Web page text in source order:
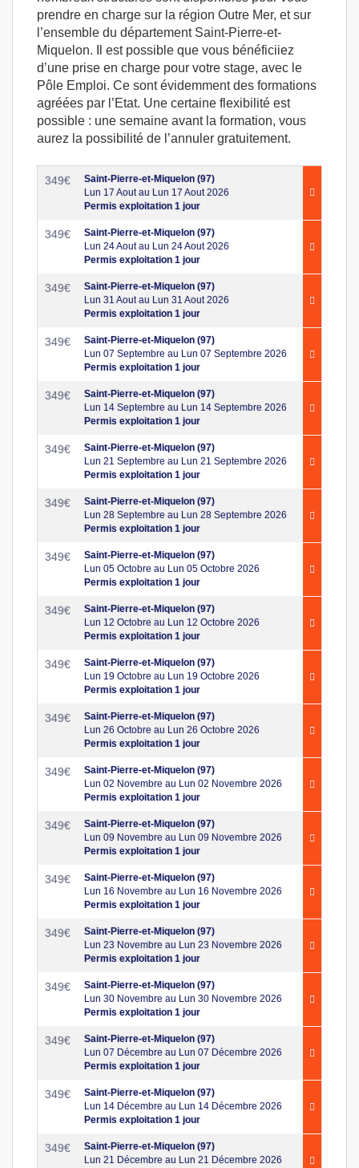
prendre en charge sur la région Outre Mer, et sur
l’ensemble du département Saint-Pierre-et-
Miquelon. Il est possible que vous bénéficiiez
d’une prise en charge pour votre stage, avec le
Pôle Emploi. Ce sont évidemment des formations
agréées par l’Etat. Une certaine flexibilité est
possible : une semaine avant la formation, vous
aurez la possibilité de l’annuler gratuitement.
349€
Saint-Pierre-et-Miquelon (97)
Lun 17 Aout au Lun 17 Aout 2026
Permis exploitation 1 jour
349€
Saint-Pierre-et-Miquelon (97)
Lun 24 Aout au Lun 24 Aout 2026
Permis exploitation 1 jour
349€
Saint-Pierre-et-Miquelon (97)
Lun 31 Aout au Lun 31 Aout 2026
Permis exploitation 1 jour
349€
Saint-Pierre-et-Miquelon (97)
Lun 07 Septembre au Lun 07 Septembre 2026
Permis exploitation 1 jour
349€
Saint-Pierre-et-Miquelon (97)
Lun 14 Septembre au Lun 14 Septembre 2026
Permis exploitation 1 jour
349€
Saint-Pierre-et-Miquelon (97)
Lun 21 Septembre au Lun 21 Septembre 2026
Permis exploitation 1 jour
349€
Saint-Pierre-et-Miquelon (97)
Lun 28 Septembre au Lun 28 Septembre 2026
Permis exploitation 1 jour
349€
Saint-Pierre-et-Miquelon (97)
Lun 05 Octobre au Lun 05 Octobre 2026
Permis exploitation 1 jour
349€
Saint-Pierre-et-Miquelon (97)
Lun 12 Octobre au Lun 12 Octobre 2026
Permis exploitation 1 jour
349€
Saint-Pierre-et-Miquelon (97)
Lun 19 Octobre au Lun 19 Octobre 2026
Permis exploitation 1 jour
349€
Saint-Pierre-et-Miquelon (97)
Lun 26 Octobre au Lun 26 Octobre 2026
Permis exploitation 1 jour
349€
Saint-Pierre-et-Miquelon (97)
Lun 02 Novembre au Lun 02 Novembre 2026
Permis exploitation 1 jour
349€
Saint-Pierre-et-Miquelon (97)
Lun 09 Novembre au Lun 09 Novembre 2026
Permis exploitation 1 jour
349€
Saint-Pierre-et-Miquelon (97)
Lun 16 Novembre au Lun 16 Novembre 2026
Permis exploitation 1 jour
349€
Saint-Pierre-et-Miquelon (97)
Lun 23 Novembre au Lun 23 Novembre 2026
Permis exploitation 1 jour
349€
Saint-Pierre-et-Miquelon (97)
Lun 30 Novembre au Lun 30 Novembre 2026
Permis exploitation 1 jour
349€
Saint-Pierre-et-Miquelon (97)
Lun 07 Décembre au Lun 07 Décembre 2026
Permis exploitation 1 jour
349€
Saint-Pierre-et-Miquelon (97)
Lun 14 Décembre au Lun 14 Décembre 2026
Permis exploitation 1 jour
349€
Saint-Pierre-et-Miquelon (97)
Lun 21 Décembre au Lun 21 Décembre 2026